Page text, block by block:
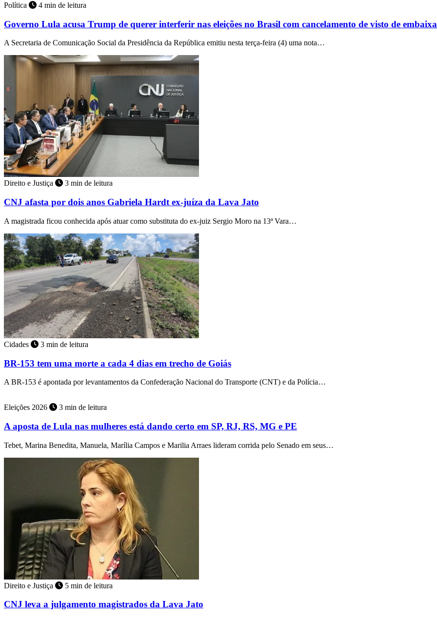
Política 4 min de leitura
Governo Lula acusa Trump de querer interferir nas eleições no Brasil com cancelamento de visto de
A Secretaria de Comunicação Social da Presidência da República emitiu nesta terça-feira (4) uma nota…
Direito e Justiça 3 min de leitura
CNJ afasta por dois anos Gabriela Hardt ex-juíza da Lava Jato
A magistrada ficou conhecida após atuar como substituta do ex-juiz Sergio Moro na 13ª Vara…
Cidades 3 min de leitura
BR-153 tem uma morte a cada 4 dias em trecho de Goiás
A BR-153 é apontada por levantamentos da Confederação Nacional do Transporte (CNT) e da Polícia…
Eleições 2026 3 min de leitura
A aposta de Lula nas mulheres está dando certo em SP, RJ, RS, MG e PE
Tebet, Marina Benedita, Manuela, Marília Campos e Marilia Arraes lideram corrida pelo Senado em seus…
Direito e Justiça 5 min de leitura
CNJ leva a julgamento magistrados da Lava Jato